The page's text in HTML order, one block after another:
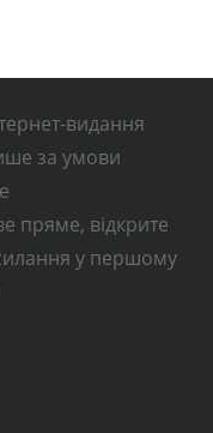
видання
за умови
пряме, відкрите
у першому